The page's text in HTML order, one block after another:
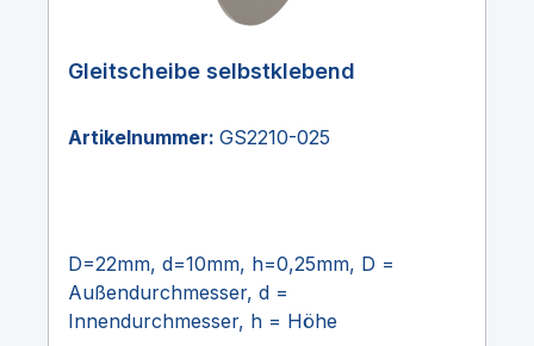
Gleitscheibe selbstklebend
Artikelnummer: GS2210-025
D=22mm, d=10mm, h=0,25mm, D =
Außendurchmesser, d =
Innendurchmesser, h = Höhe